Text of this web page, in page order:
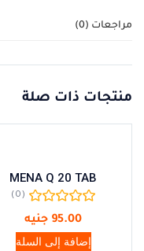
مراجعات (0)
منتجات ذات صلة
MENA Q 20 TAB
(0)
95.00 جنيه
إضافة إلى السلة